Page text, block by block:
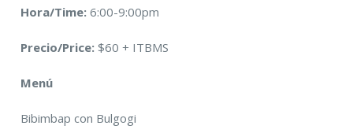
Hora/Time: 6:00-9:00pm
Precio/Price: $60 + ITBMS
Menú
Bibimbap con Bulgogi